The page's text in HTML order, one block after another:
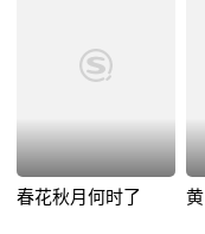
春花秋月何时了